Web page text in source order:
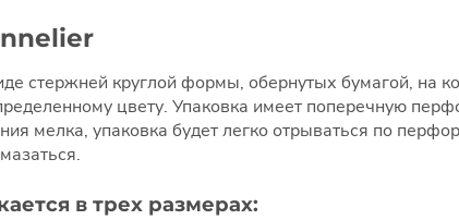
стержней круглой формы, обернутых бумагой, на
цвету. Упаковка имеет поперечную
мелка, упаковка будет легко отрываться по
в трех размерах: